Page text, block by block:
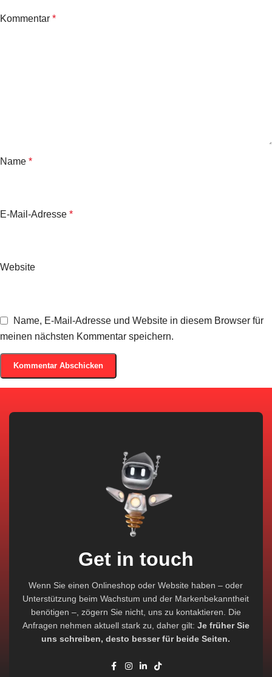
Kommentar *
Name *
E-Mail-Adresse *
Website
Name, E-Mail-Adresse und Website in diesem Browser für
meinen nächsten Kommentar speichern.
Get in touch
Wenn Sie einen Onlineshop oder Website haben – oder
Unterstützung beim Wachstum und der Markenbekanntheit
benötigen –, zögern Sie nicht, uns zu kontaktieren. Die
Anfragen nehmen aktuell stark zu, daher gilt: Je früher Sie
uns schreiben, desto besser für beide Seiten.